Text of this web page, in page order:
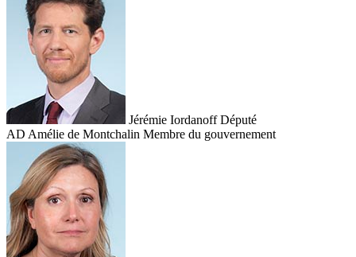
Jérémie Iordanoff Député
AD Amélie de Montchalin Membre du gouvernement